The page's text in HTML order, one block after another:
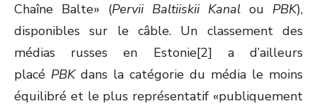
Chaîne Balte» (Pervii Baltiiskii Kanal ou PBK),
disponibles sur le câble. Un classement des
médias russes en Estonie[2] a d’ailleurs
placé PBKdans la catégorie du média le moins
équilibré et le plus représentatif «publiquement